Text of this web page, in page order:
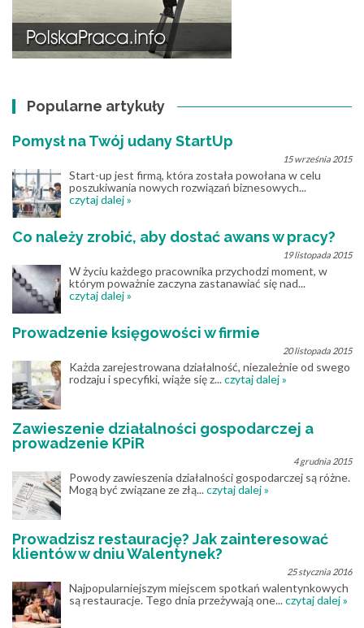
Popularne artykuły
Pomysł na Twój udany StartUp
15 września 2015
Start-up jest firmą, która została powołana w celu
poszukiwania nowych rozwiązań biznesowych...
czytaj dalej »
Co należy zrobić, aby dostać awans w pracy?
19 listopada 2015
W życiu każdego pracownika przychodzi moment, w
którym poważnie zaczyna zastanawiać się nad...
czytaj dalej »
Prowadzenie księgowości w firmie
20 listopada 2015
Każda zarejestrowana działalność, niezależnie od swego
rodzaju i specyfiki, wiąże się z...czytaj dalej »
Zawieszenie działalności gospodarczej a
prowadzenie KPiR
4 grudnia 2015
Powody zawieszenia działalności gospodarczej są różne.
Mogą być związane ze złą...czytaj dalej »
Prowadzisz restaurację? Jak zainteresować
klientów w dniu Walentynek?
25 stycznia 2016
Najpopularniejszym miejscem spotkań walentynkowych
są restauracje. Tego dnia przeżywają one...czytaj dalej »